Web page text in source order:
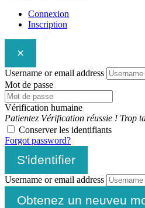
Connexion
Inscription
×
Username or email address
Mot de passe
Vérification humaine
Patientez Vérification réussie ! Trop
Conserver les identifiants
Forgot password?
S'identifier
Username or email address
Obtenez un neuveu